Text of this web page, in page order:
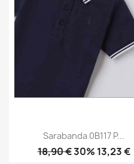
Sarabanda 0B117 P...
18,90 €30% 13,23 €